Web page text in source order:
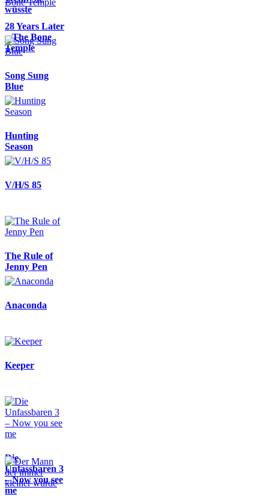
wüsste
28 Years Later
– The Bone
Temple
Song Sung
Blue
Hunting
Season
V/H/S 85
The Rule of
Jenny Pen
Anaconda
Keeper
Die
Unfassbaren 3
– Now you see
me